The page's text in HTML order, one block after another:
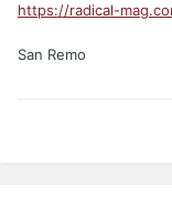
https://radical-
San Remo